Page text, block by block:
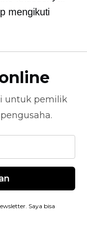
mengikuti
untuk pemilik
Saya bisa